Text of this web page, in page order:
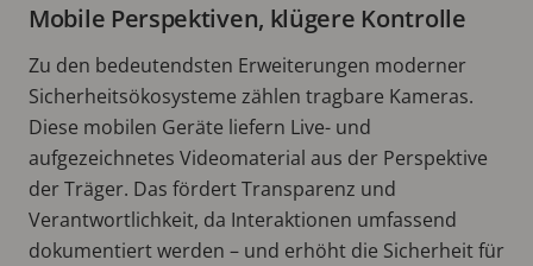
Mobile Perspektiven, klügere Kontrolle
Zu den bedeutendsten Erweiterungen moderner
Sicherheitsökosysteme zählen tragbare Kameras.
Diese mobilen Geräte liefern Live- und
aufgezeichnetes Videomaterial aus der Perspektive
der Träger. Das fördert Transparenz und
Verantwortlichkeit, da Interaktionen umfassend
dokumentiert werden – und erhöht die Sicherheit für